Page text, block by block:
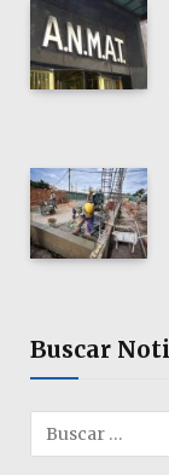
Buscar